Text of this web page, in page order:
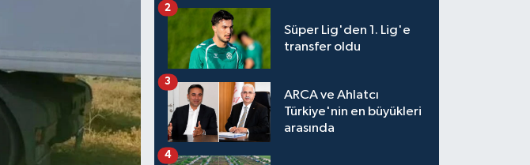
Süper Lig'den 1. Lig'e
transfer oldu
2
ARCA ve Ahlatcı
Türkiye'nin en büyükleri
arasında
3
4